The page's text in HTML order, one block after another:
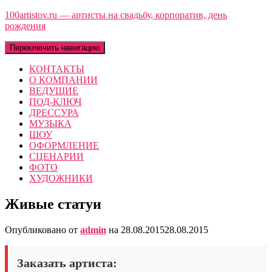
100artistov.ru — артисты на свадьбу, корпоратив, день
рождения
Переключить навигацию
КОНТАКТЫ
О КОМПАНИИ
ВЕДУЩИЕ
ПОД-КЛЮЧ
ДРЕССУРА
МУЗЫКА
ШОУ
ОФОРМЛЕНИЕ
СЦЕНАРИИ
ФОТО
ХУДОЖНИКИ
Живые статуи
Опубликовано от admin на 28.08.201528.08.2015
Заказать артиста: